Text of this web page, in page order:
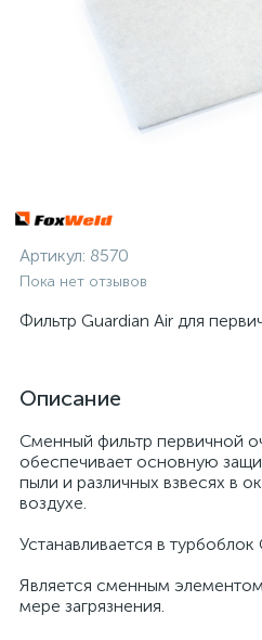
Артикул: 8570
Пока нет отзывов
Фильтр Guardian Air для
Описание
Сменный фильтр первичной
обеспечивает основную
пыли и различных взвесях в
воздухе.
Устанавливается в турбоблок
Является сменным
мере загрязнения.